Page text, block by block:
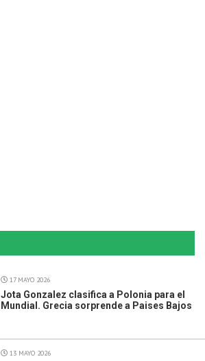
17 MAYO 2026
Jota Gonzalez clasifica a Polonia para el
Mundial. Grecia sorprende a Paises Bajos
13 MAYO 2026